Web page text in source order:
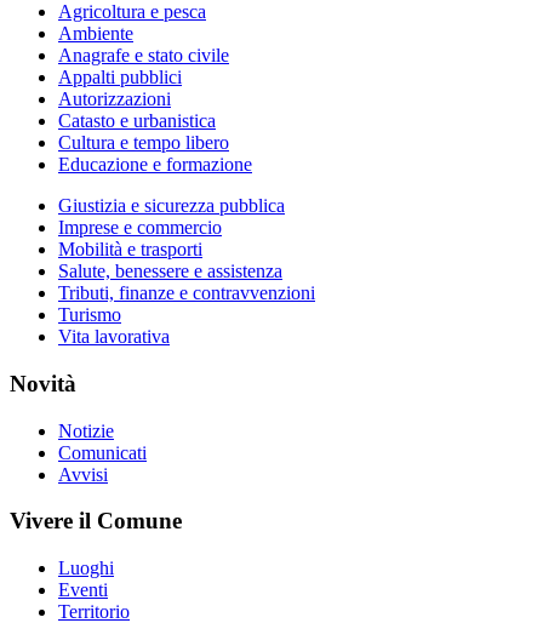
Agricoltura e pesca
Ambiente
Anagrafe e stato civile
Appalti pubblici
Autorizzazioni
Catasto e urbanistica
Cultura e tempo libero
Educazione e formazione
Giustizia e sicurezza pubblica
Imprese e commercio
Mobilità e trasporti
Salute, benessere e assistenza
Tributi, finanze e contravvenzioni
Turismo
Vita lavorativa
Novità
Notizie
Comunicati
Avvisi
Vivere il Comune
Luoghi
Eventi
Territorio